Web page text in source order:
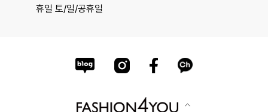
휴일 토/일/공휴일